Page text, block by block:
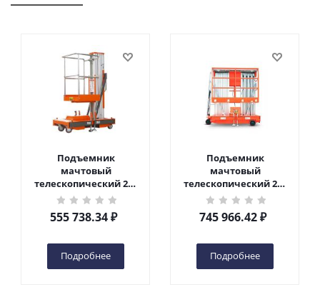
Подъемник
мачтовый
телескопический 200
кг 6 м TOR GTWY6-200S
DC 2-мачтовый
(автономный) (G) в
555 738.34₽
Подробнее
Подъемник
мачтовый
телескопический 200
кг 10 м TOR GTWY10-
200S DC 2-мачтовый
(автономный) (N) в
745 966.42₽
Подробнее